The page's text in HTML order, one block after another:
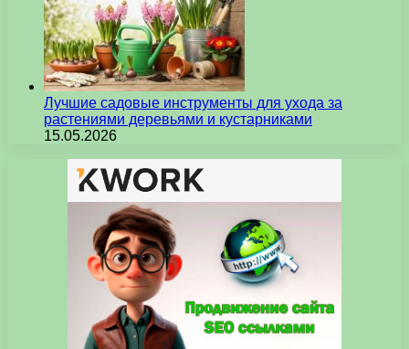
Лучшие садовые инструменты для ухода за
растениями деревьями и кустарниками
15.05.2026